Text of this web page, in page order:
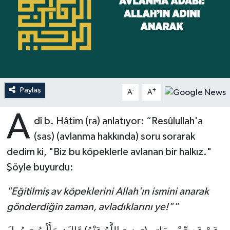
Paylaş A- A+
A dî b. Hâtim (ra) anlatıyor: “Resûlullah'a
(sas) (avlanma hakkında) soru sorarak
dedim ki, "Biz bu köpeklerle avlanan bir halkız."
Şöyle buyurdu:
"Eğitilmiş av köpeklerini Allah'ın ismini anarak
gönderdiğin zaman, avladıklarını ye!"”
Ardahan Müftülüğü
Artvin Müftülüğü
Balıkesir Müftülüğü
Bartın Müftülüğü
Batman Müftülüğü
Bayburt Müftülüğü
Bilecik Müftülüğü
Bingöl Müftülüğü
Kudüs
Kurban
Peygamberimizin Hayatı
Ramazan
Sahabeler
Zekat
Hutbeler
DİYANET AKADEMİ
DİYANET RADYO/TV
DEPREM
Dünya
Eğitim
Kültür-Sanat
Aile